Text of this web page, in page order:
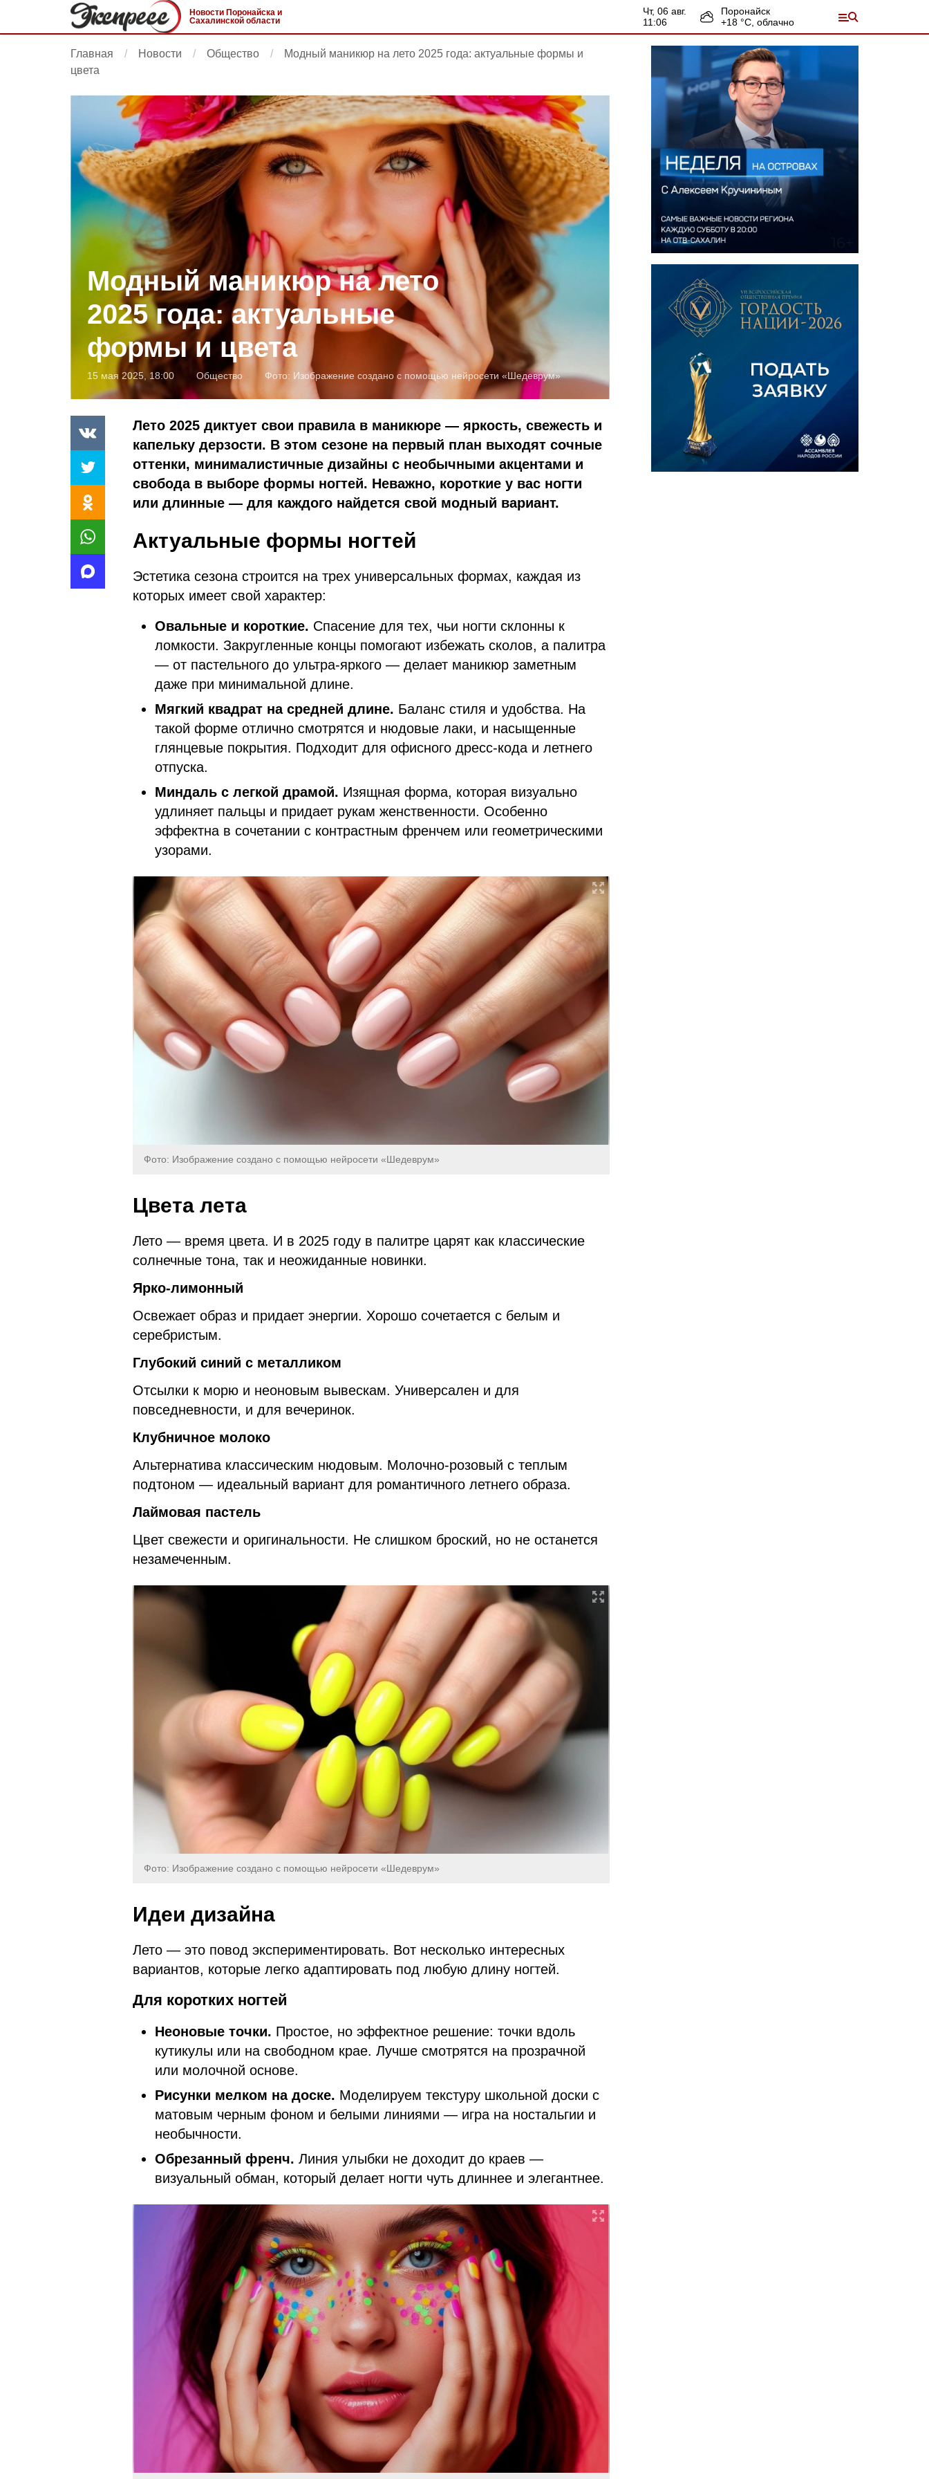
Новости Поронайска и
Сахалинской области
чт, 06 авг.
11:06
Поронайск
+18 °С, облачно
Главная Новости Общество
Модный маникюр на лето 2025 года: актуальные формы и
цвета
Модный маникюр на лето
2025 года: актуальные
формы и цвета
15 мая 2025, 18:00 Общество Фото: Изображение создано с помощью нейросети «Шедеврум»
Лето 2025 диктует свои правила в маникюре — яркость, свежесть и
капельку дерзости. В этом сезоне на первый план выходят сочные
оттенки, минималистичные дизайны с необычными акцентами и
свобода в выборе формы ногтей. Неважно, короткие у вас ногти
или длинные — для каждого найдется свой модный вариант.
Актуальные формы ногтей
Эстетика сезона строится на трех универсальных формах, каждая из
которых имеет свой характер:
Овальные и короткие. Спасение для тех, чьи ногти склонны к
ломкости. Закругленные концы помогают избежать сколов, а палитра
— от пастельного до ультра-яркого — делает маникюр заметным
даже при минимальной длине.
Мягкий квадрат на средней длине. Баланс стиля и удобства. На
такой форме отлично смотрятся и нюдовые лаки, и насыщенные
глянцевые покрытия. Подходит для офисного дресс-кода и летнего
отпуска.
Миндаль с легкой драмой. Изящная форма, которая визуально
удлиняет пальцы и придает рукам женственности. Особенно
эффектна в сочетании с контрастным френчем или геометрическими
узорами.
Фото: Изображение создано с помощью нейросети «Шедеврум»
Цвета лета
Лето — время цвета. И в 2025 году в палитре царят как классические
солнечные тона, так и неожиданные новинки.
Ярко-лимонный
Освежает образ и придает энергии. Хорошо сочетается с белым и
серебристым.
Глубокий синий с металликом
Отсылки к морю и неоновым вывескам. Универсален и для
повседневности, и для вечеринок.
Клубничное молоко
Альтернатива классическим нюдовым. Молочно-розовый с теплым
подтоном — идеальный вариант для романтичного летнего образа.
Лаймовая пастель
Цвет свежести и оригинальности. Не слишком броский, но не останется
незамеченным.
Фото: Изображение создано с помощью нейросети «Шедеврум»
Идеи дизайна
Лето — это повод экспериментировать. Вот несколько интересных
вариантов, которые легко адаптировать под любую длину ногтей.
Для коротких ногтей
Неоновые точки. Простое, но эффектное решение: точки вдоль
кутикулы или на свободном крае. Лучше смотрятся на прозрачной
или молочной основе.
Рисунки мелком на доске. Моделируем текстуру школьной доски с
матовым черным фоном и белыми линиями — игра на ностальгии и
необычности.
Обрезанный френч. Линия улыбки не доходит до краев —
визуальный обман, который делает ногти чуть длиннее и элегантнее.